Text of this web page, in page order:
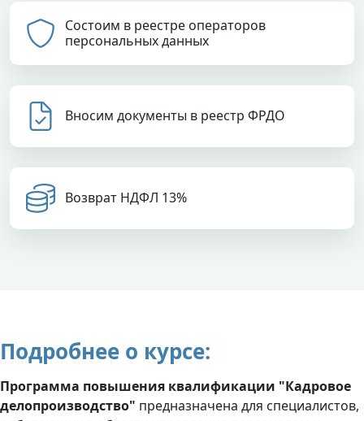
Состоим в реестре операторов
персональных данных
Вносим документы в реестр ФРДО
Возврат НДФЛ 13%
Подробнее о курсе:
Программа повышения квалификации "Кадровое
делопроизводство" предназначена для специалистов,